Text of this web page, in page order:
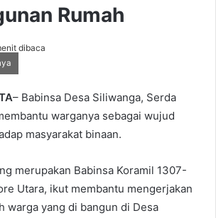
Rumah
dibaca
– Babinsa Desa Siliwanga, Serda
warganya sebagai wujud
masyarakat binaan.
merupakan Babinsa Koramil 1307-
Utara, ikut membantu mengerjakan
warga yang di bangun di Desa